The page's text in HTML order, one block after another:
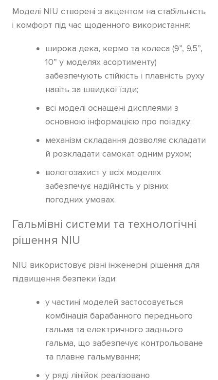
Моделі NIU створені з акцентом на стабільність
і комфорт під час щоденного використання:
широка дека, кермо та колеса (9”, 9.5”,
10” у моделях асортименту)
забезпечують стійкість і плавність руху
навіть за швидкої їзди;
всі моделі оснащені дисплеями з
основною інформацією про поїздку;
механізм складання дозволяє складати
й розкладати самокат одним рухом;
вологозахист у всіх моделях
забезпечує надійність у різних
погодних умовах.
Гальмівні системи та технологічні
рішення NIU
NIU використовує різні інженерні рішення для
підвищення безпеки їзди:
у частині моделей застосовується
комбінація барабанного переднього
гальма та електричного заднього
гальма, що забезпечує контрольоване
та плавне гальмування;
у ряді лінійок реалізовано